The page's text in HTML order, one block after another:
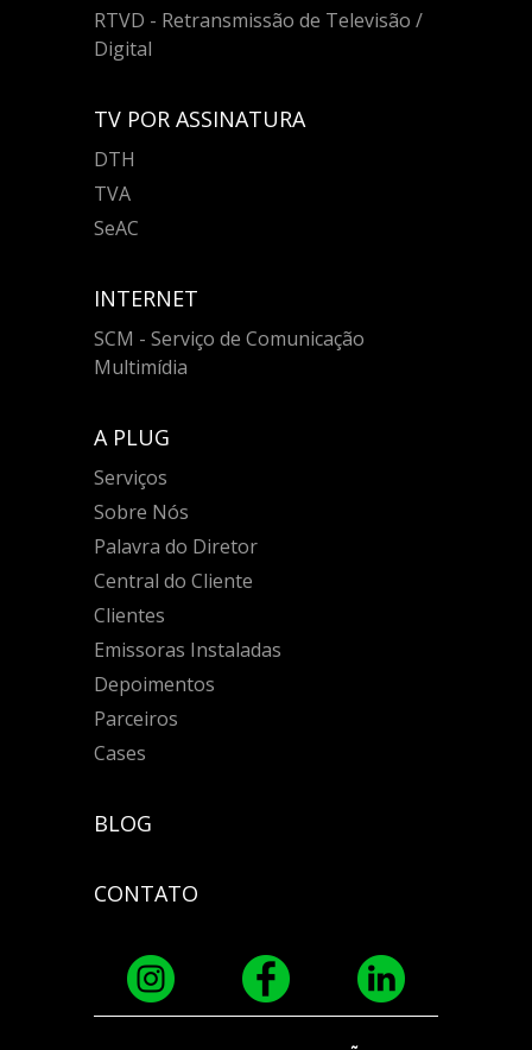
RTVD - Retransmissão de Televisão /
Digital
TV POR ASSINATURA
DTH
TVA
SeAC
INTERNET
SCM - Serviço de Comunicação
Multimídia
A PLUG
Serviços
Sobre Nós
Palavra do Diretor
Central do Cliente
Clientes
Emissoras Instaladas
Depoimentos
Parceiros
Cases
BLOG
CONTATO